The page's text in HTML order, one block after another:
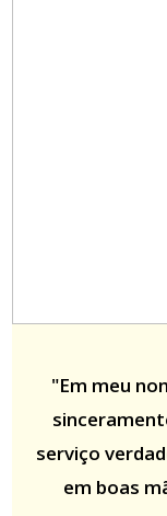
"Em meu
serviço
em boas